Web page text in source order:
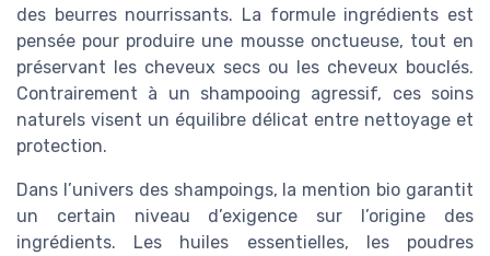
des beurres nourrissants. La formule ingrédients est
pensée pour produire une mousse onctueuse, tout en
préservant les cheveux secs ou les cheveux bouclés.
Contrairement à un shampooing agressif, ces soins
naturels visent un équilibre délicat entre nettoyage et
protection.
Dans l’univers des shampoings, la mention bio garantit
un certain niveau d’exigence sur l’origine des
ingrédients. Les huiles essentielles, les poudres